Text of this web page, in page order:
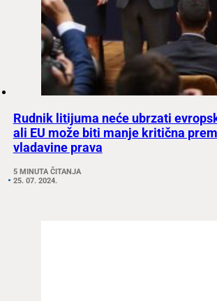
Rudnik litijuma neće ubrzati
ali EU može biti manje kritična
vladavine prava
5 MINUTA ČITANJA
25. 07. 2024.